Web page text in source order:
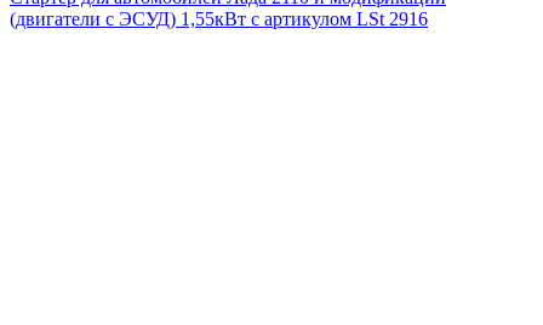
(двигатели с ЭСУД) 1,55кВт с артикулом LSt 2916